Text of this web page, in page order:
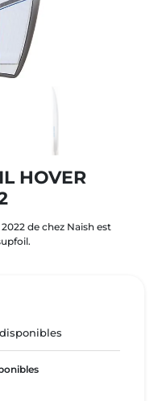
HOVER
de chez Naish est